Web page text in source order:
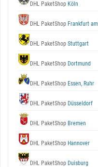
DHL PaketShop Köln
DHL PaketShop Frankfurt
DHL PaketShop Stuttgart
DHL PaketShop Dortmund
DHL PaketShop Essen, Ruhr
DHL PaketShop Düsseldorf
DHL PaketShop Bremen
DHL PaketShop Hannover
DHL PaketShop Duisburg